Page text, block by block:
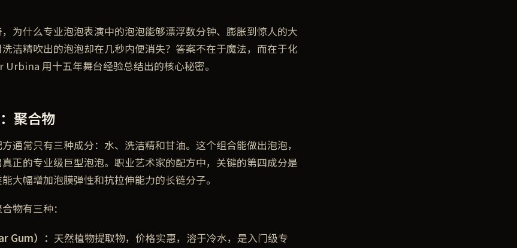
为什么专业泡泡表演中的泡泡能够漂浮数分钟、膨胀到惊人的大
洁精吹出的泡泡却在几秒内便消失？答案不在于魔法，而在于化
Urbina 用十五年舞台经验总结出的核心秘密。
聚合物
通常只有三种成分：水、洗洁精和甘油。这个组合能做出泡泡，
正的专业级巨型泡泡。职业艺术家的配方中，关键的第四成分是
大幅增加泡膜弹性和抗拉伸能力的长链分子。
物有三种：
Gum）： 天然植物提取物，价格实惠，溶于冷水，是入门级专